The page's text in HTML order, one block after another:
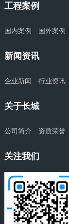
工程案例
国内案例 国外案例
新闻资讯
企业新闻 行业资讯
关于长城
公司简介 资质荣誉
关注我们